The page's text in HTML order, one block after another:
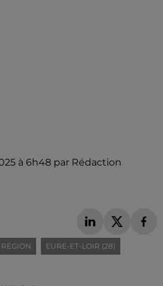
à 6h48 par Rédaction
EURE-ET-LOIR (28)